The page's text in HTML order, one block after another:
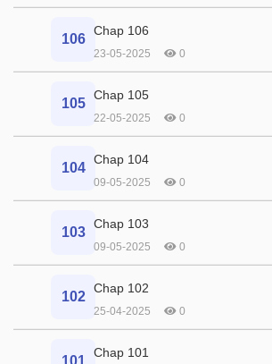
106
Chap 106
23-05-2025 0
105
Chap 105
22-05-2025 0
104
Chap 104
09-05-2025 0
103
Chap 103
09-05-2025 0
102
Chap 102
25-04-2025 0
101
Chap 101